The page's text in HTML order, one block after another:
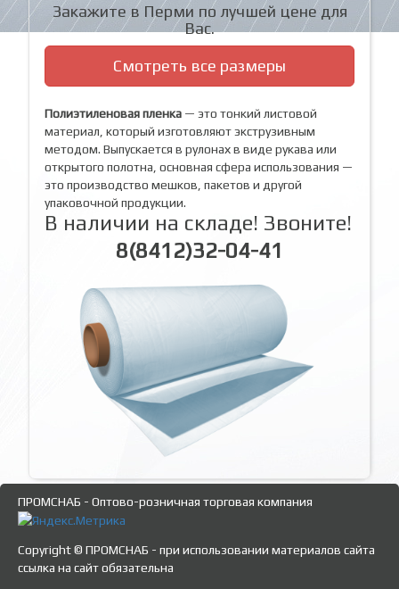
Закажите в Перми по лучшей цене для
Вас.
Смотреть все размеры
Полиэтиленовая пленка — это тонкий листовой
материал, который изготовляют экструзивным
методом. Выпускается в рулонах в виде рукава или
открытого полотна, основная сфера использования —
это производство мешков, пакетов и другой
упаковочной продукции.
В наличии на складе! Звоните!
8(8412)32-04-41
ПРОМСНАБ - Оптово-розничная торговая компания
Copyright © ПРОМСНАБ - при использовании материалов сайта
ссылка на сайт обязательна